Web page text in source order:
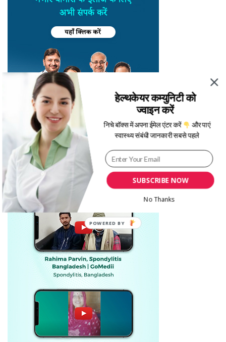
SUBSCRIBE NOW
हेल्थकेयर कम्युनिटी को
ज्वाइन करें
निचे बॉक्स में अपना ईमेल एंटर करें और पाएं
स्वास्थ्य संबंधी जानकारी सबसे पहले
No Thanks
POWERED BY